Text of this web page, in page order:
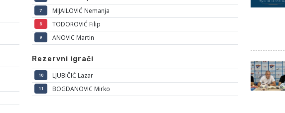
7 MIJAILOVIĆ Nemanja
8 TODOROVIĆ Filip
9 ANOVIC Martin
Rezervni igrači
10 LJUBIČIĆ Lazar
11 BOGDANOVIC Mirko